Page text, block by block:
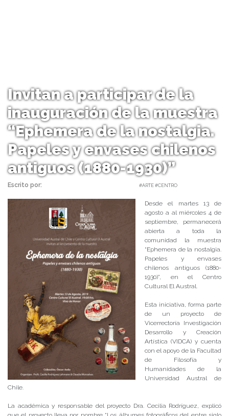
Invitan a participar de la
inauguración de la muestra
“Ephemera de la nostalgia.
Papeles y envases chilenos
antiguos (1880-1930)”
Escrito por: #ARTE #CENTRO
Desde el martes 13 de
agosto a al miércoles 4 de
septiembre, permanecerá
abierta a toda la
comunidad la muestra
“Ephemera de la nostalgia.
Papeles y envases
chilenos antiguos (1880-
1930)”, en el Centro
Cultural El Austral.
Esta iniciativa, forma parte
de un proyecto de
Vicerrectoría Investigación
Desarrollo y Creación
Artística (VIDCA) y cuenta
con el apoyo de la Facultad
de Filosofía y
Humanidades de la
Universidad Austral de
Chile.
La académica y responsable del proyecto Dra. Cecilia Rodríguez, explicó